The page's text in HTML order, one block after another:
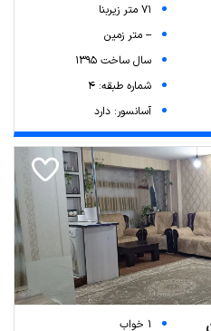
71 متر زیربنا
-- متر زمین
سال ساخت 1395
شماره طبقه: 4
آسانسور: دارد
1 خواب